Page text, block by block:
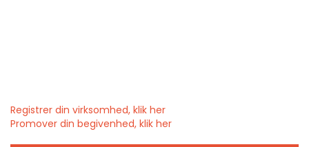
Registrer din virksomhed, klik her
Promover din begivenhed, klik her